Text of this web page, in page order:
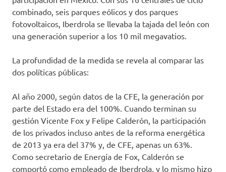
combinado, seis parques eólicos y dos parques
fotovoltaicos, Iberdrola se llevaba la tajada del león con
una generación superior a los 10 mil megavatios.
La profundidad de la medida se revela al comparar las
dos políticas públicas:
Al año 2000, según datos de la CFE, la generación por
parte del Estado era del 100%. Cuando terminan su
gestión Vicente Fox y Felipe Calderón, la participación
de los privados incluso antes de la reforma energética
de 2013 ya era del 37% y, de CFE, apenas un 63%.
Como secretario de Energía de Fox, Calderón se
comportó como empleado de Iberdrola, y lo mismo hizo